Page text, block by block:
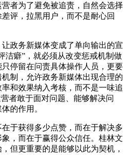
者为了避免被追责，自然会选择
评，拉黑用户，而不是耐心回
政务新媒体变成了单向输出的宣
洁癖”，就必须从改变惩戒机制做
停留在问责具体操作人员，更要
制，允许政务新媒体出现合理的
和效果纳入考核，而不是一味追
者敢于面对问题、能够解决问
的作用。
于获得多少点赞，而在于解决多
，而在于赢得公众信任。桂林文
但更重要的是能够以此为契机，